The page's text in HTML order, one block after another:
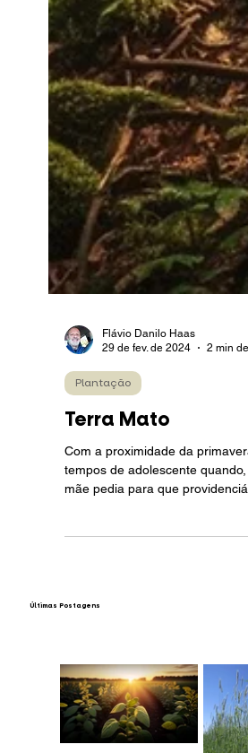
Flávio Danilo Haas
29 de fev. de 2024
Plantação
Terra Mato
Com a proximidade da